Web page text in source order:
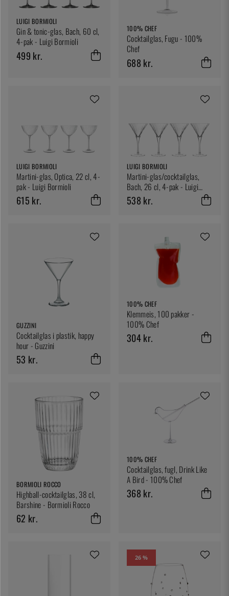
LUIGI BORMIOLI
Gin & tonic-glas, Bach, 60 cl,
4-pak - Luigi Bormioli
499 kr.
100% CHEF
Cocktailglas, Fugu - 100%
Chef
688 kr.
LUIGI BORMIOLI
Martini-glas, Optica, 22 cl, 4-
pak - Luigi Bormioli
615 kr.
LUIGI BORMIOLI
Martini-glas/cocktailglas,
Bach, 26 cl, 4-pak - Luigi
Bormioli
538 kr.
GUZZINI
Cocktailglas i plastik, happy
hour - Guzzini
53 kr.
100% CHEF
Klemmeis, 100 pakker -
100% Chef
304 kr.
BORMIOLI ROCCO
Highball-cocktailglas, 38 cl,
Barshine - Bormioli Rocco
62 kr.
100% CHEF
Cocktailglas, fugl, Drink Like
A Bird - 100% Chef
368 kr.
26 %